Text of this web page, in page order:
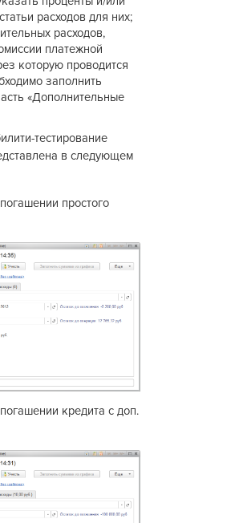
расходов для них;
расходов,
платежной
которую проводится
заполнить
«Дополнительные
тестирование
в следующем
простого
кредита с доп.